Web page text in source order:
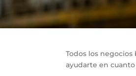
Todos los
ayudarte en